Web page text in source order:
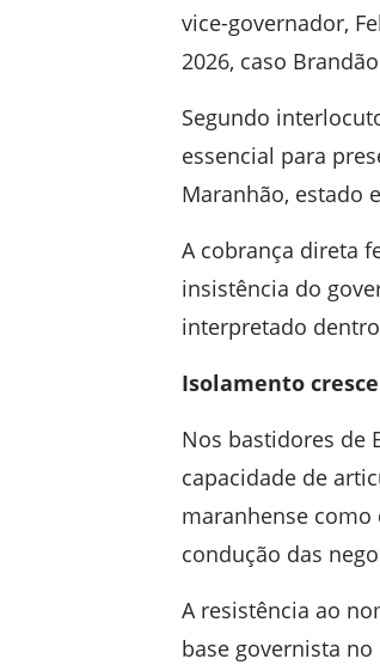
vice-governador,
2026, caso
Segundo
essencial para
Maranhão, estado
A cobrança direta
insistência do
interpretado
Isolamento
Nos bastidores de
capacidade de
maranhense
condução das
A resistência ao
base governista